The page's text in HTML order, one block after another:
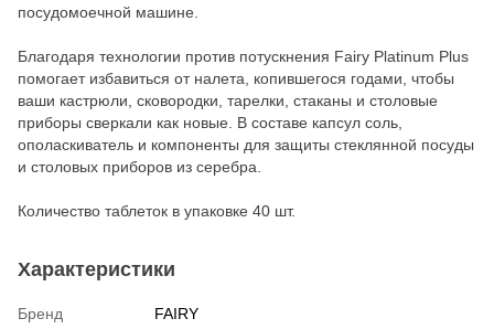
посудомоечной машине.
Благодаря технологии против потускнения Fairy Platinum Plus
помогает избавиться от налета, копившегося годами, чтобы
ваши кастрюли, сковородки, тарелки, стаканы и столовые
приборы сверкали как новые. В составе капсул соль,
ополаскиватель и компоненты для защиты стеклянной посуды
и столовых приборов из серебра.
Количество таблеток в упаковке 40 шт.
Характеристики
Бренд FAIRY